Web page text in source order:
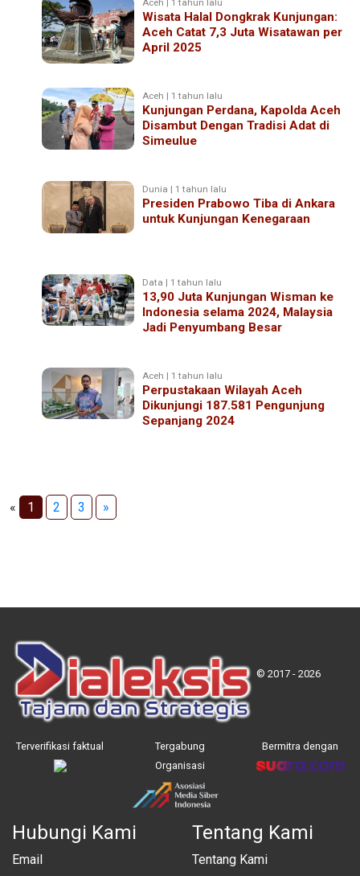
Aceh | 1 tahun lalu
Wisata Halal Dongkrak Kunjungan:
Aceh Catat 7,3 Juta Wisatawan per
April 2025
Aceh | 1 tahun lalu
Kunjungan Perdana, Kapolda Aceh
Disambut Dengan Tradisi Adat di
Simeulue
Dunia | 1 tahun lalu
Presiden Prabowo Tiba di Ankara
untuk Kunjungan Kenegaraan
Data | 1 tahun lalu
13,90 Juta Kunjungan Wisman ke
Indonesia selama 2024, Malaysia
Jadi Penyumbang Besar
Aceh | 1 tahun lalu
Perpustakaan Wilayah Aceh
Dikunjungi 187.581 Pengunjung
Sepanjang 2024
« 1 2 3 »
© 2017 - 2026
Terverifikasi faktual
Tergabung
Organisasi
Bermitra dengan
Hubungi Kami
Email
Tentang Kami
Tentang Kami